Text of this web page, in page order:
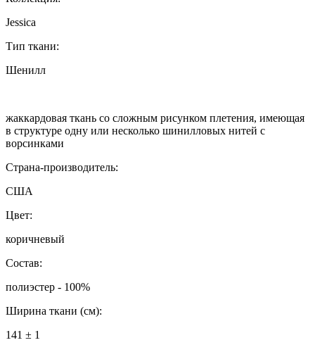
Jessica
Тип ткани:
Шенилл
жаккардовая ткань со сложным рисунком плетения, имеющая
в структуре одну или несколько шинилловых нитей с
ворсинками
Страна-производитель:
США
Цвет:
коричневый
Состав:
полиэстер - 100%
Ширина ткани (см):
141 ± 1